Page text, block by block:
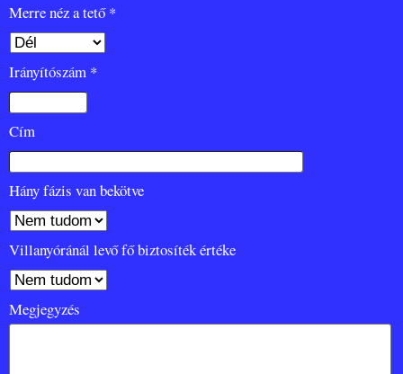
Merre néz a tető *
Irányítószám *
Cím
Hány fázis van bekötve
Villanyóránál levő fő biztosíték értéke
Megjegyzés